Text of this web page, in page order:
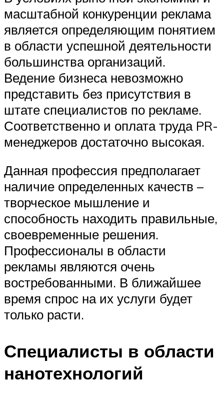
масштабной конкуренции реклама
является определяющим понятием
в области успешной деятельности
большинства организаций.
Ведение бизнеса невозможно
представить без присутствия в
штате специалистов по рекламе.
Соответственно и оплата труда PR-
менеджеров достаточно высокая.
Данная профессия предполагает
наличие определенных качеств –
творческое мышление и
способность находить правильные,
своевременные решения.
Профессионалы в области
рекламы являются очень
востребованными. В ближайшее
время спрос на их услуги будет
только расти.
Специалисты в области
нанотехнологий